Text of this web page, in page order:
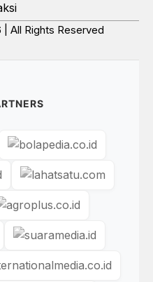
All Rights Reserved